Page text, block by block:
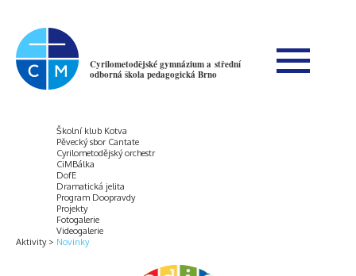
Cyrilometodějské gymnázium a střední
odborná škola pedagogická Brno
Aktivity
Školní klub Kotva
Pěvecký sbor Cantate
Cyrilometodějský orchestr
CiMBálka
DofE
Dramatická jelita
Program Doopravdy
Projekty
Fotogalerie
Videogalerie
Novinky